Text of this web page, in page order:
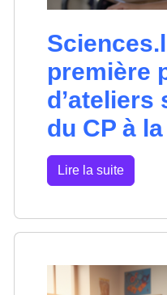
première
d’ateliers
du CP à
Lire la suite